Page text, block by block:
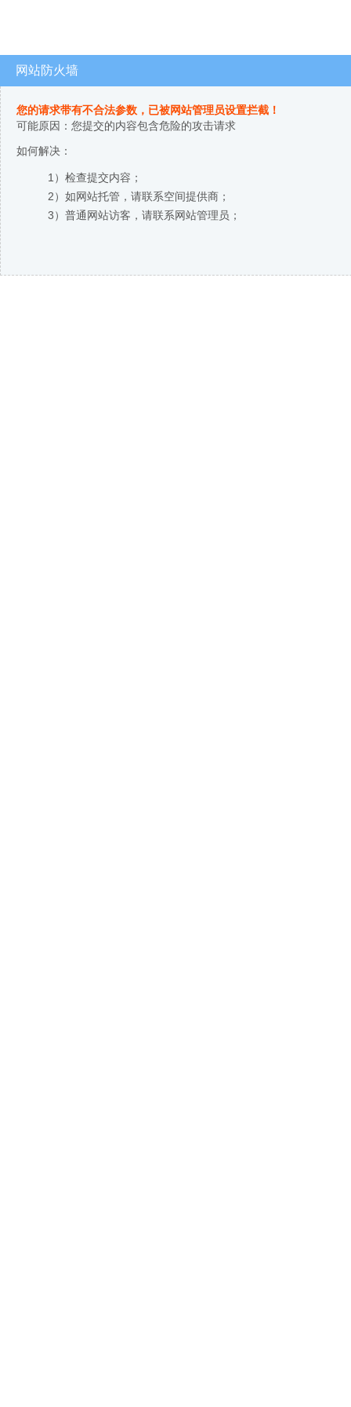
网站防火墙
您的请求带有不合法参数，已被网站管理员设置拦截！
可能原因：您提交的内容包含危险的攻击请求
如何解决：
1）检查提交内容；
2）如网站托管，请联系空间提供商；
3）普通网站访客，请联系网站管理员；